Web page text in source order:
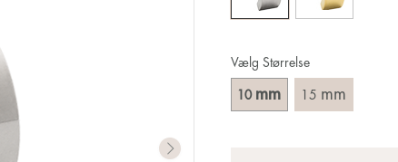
Vælg Størrelse
10 mm 15 mm